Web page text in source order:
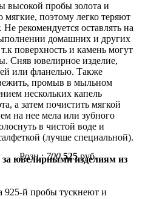
Розн.:700 525руб.
высокой пробы золота и
мягкие, поэтому легко теряют
рекомендуется оставлять на
домашних и других
поверхность и камень могут
Сняв ювелирное изделие,
или фланелью. Также
промыв в мыльном
нескольких капель
а затем почистить мягкой
на нее мела или зубного
в чистой воде и
(лучше специальной).
за ювелирными изделиям из
925-й пробы тускнеют и